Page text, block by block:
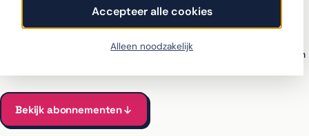
Accepteer alle cookies
Alleen noodzakelijk
Lebara
Alle Lebara-abonnementen voor de Galaxy S25 Edge vergeleken
Bekijk abonnementen